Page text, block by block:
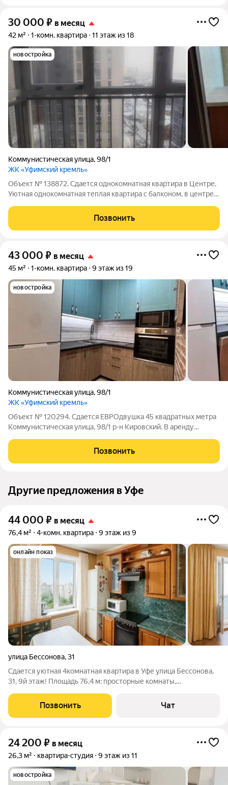
30 000 ₽ в месяц
42 м² 1-комн. квартира 11 этаж из 18
новостройка
Коммунистическая улица,98/1
ЖК «Уфимский кремль»
Объект № 138872. Сдается однокомнатная квартира в Центре.
Уютная однокомнатная теплая квартира с балконом, в центре,
Позвонить
43 000 ₽ в месяц
45 м² 1-комн. квартира 9 этаж из 19
новостройка
Коммунистическая улица,98/1
ЖК «Уфимский кремль»
Объект № 120294. Сдается ЕВРОдвушка 45 квадратных метра
Коммунистическая улица, 98/1 р-н Кировский. В аренду
города в новом доме бизнес-класса. Площадь квартиры 45
кв.м. (с учетом лоджий). В
Позвонить
Другие предложения в Уфе
44 000 ₽ в месяц
76,4 м² 4-комн. квартира 9 этаж из 9
онлайн показ
улица Бессонова,31
Сдается уютная 4комнатная квартира в Уфе улица Бессонова,
31, 9й этаж! Площадь 76,4 м: просторные комнаты,
светлая и тёплая идеально для семьи. Район с развитой
инфраструктурой: рядом магазины,
Позвонить Чат
24 200 ₽ в месяц
26,3 м² квартира-студия 9 этаж из 11
новостройка